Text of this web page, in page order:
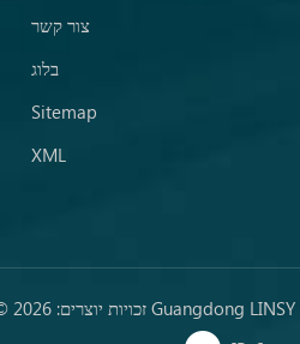
צור קשר
בלוג
Sitemap
XML